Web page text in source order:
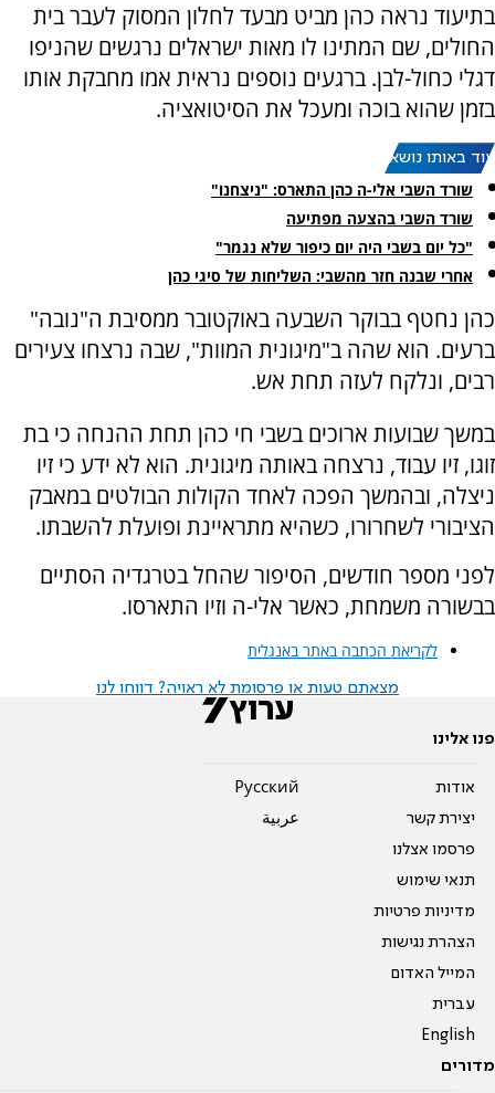
בתיעוד נראה כהן מביט מבעד לחלון המסוק לעבר בית
החולים, שם המתינו לו מאות ישראלים נרגשים שהניפו
דגלי כחול-לבן. ברגעים נוספים נראית אמו מחבקת אותו
בזמן שהוא בוכה ומעכל את הסיטואציה.
עוד באותו נושא:
שורד השבי אלי-ה כהן התארס: "ניצחנו"
שורד השבי בהצעה מפתיעה
"כל יום בשבי היה יום כיפור שלא נגמר"
אחרי שבנה חזר מהשבי: השליחות של סיגי כהן
כהן נחטף בבוקר השבעה באוקטובר ממסיבת ה"נובה"
ברעים. הוא שהה ב"מיגונית המוות", שבה נרצחו צעירים
רבים, ונלקח לעזה תחת אש.
במשך שבועות ארוכים בשבי חי כהן תחת ההנחה כי בת
זוגו, זיו עבוד, נרצחה באותה מיגונית. הוא לא ידע כי זיו
ניצלה, ובהמשך הפכה לאחד הקולות הבולטים במאבק
הציבורי לשחרורו, כשהיא מתראיינת ופועלת להשבתו.
לפני מספר חודשים, הסיפור שהחל בטרגדיה הסתיים
בבשורה משמחת, כאשר אלי-ה וזיו התארסו.
לקריאת הכתבה באתר באנגלית
מצאתם טעות או פרסומת לא ראויה? דווחו לנו
פנו אלינו
אודות
יצירת קשר
פרסמו אצלנו
תנאי שימוש
מדיניות פרטיות
הצהרת נגישות
המייל האדום
עברית
English
Pусский
عربية
מדורים